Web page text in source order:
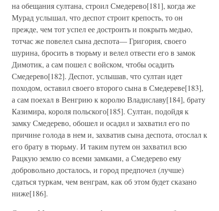
на обещания султана, строил Смедерево[181], когда же
Мурад услышал, что деспот строит крепость, то он
прежде, чем тот успел ее достроить и покрыть медью,
тотчас же повелел сына деспота— Григория, своего
шурина, бросить в тюрьму и велел отвести его в замок
Димотик, а сам пошел с войском, чтобы осадить
Смедерево[182]. Деспот, услышав, что султан идет
походом, оставил своего второго сына в Смедереве[183],
а сам поехал в Венгрию к королю Владиславу[184], брату
Казимира, короля польского[185]. Султан, подойдя к
замку Смедерево, обошел и осадил и захватил его по
причине голода в нем и, захватив сына деспота, отослал к
его брату в тюрьму. И таким путем он захватил всю
Рацкую землю со всеми замками, а Смедерево ему
добровольно досталось, и город предпочел (лучше)
сдаться туркам, чем венграм, как об этом будет сказано
ниже[186].